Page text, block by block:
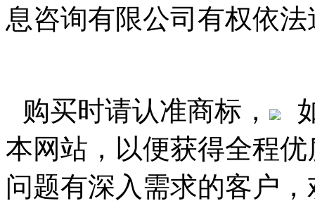
息咨询有限公司有权依
购买时请认准商标，
本网站，以便获得全程
问题有深入需求的客户